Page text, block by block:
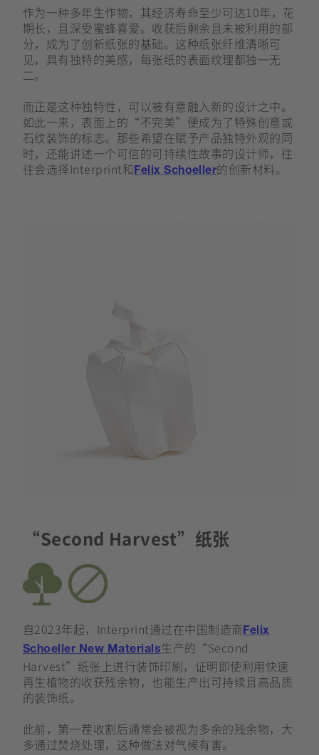
作为一种多年生作物，其经济寿命至少可达10年，花
期长，且深受蜜蜂喜爱。收获后剩余且未被利用的部
分，成为了创新纸张的基础。这种纸张纤维清晰可
见，具有独特的美感，每张纸的表面纹理都独一无
二。
而正是这种独特性，可以被有意融入新的设计之中。
如此一来，表面上的“不完美”便成为了特殊创意或
石纹装饰的标志。那些希望在赋予产品独特外观的同
时，还能讲述一个可信的可持续性故事的设计师，往
往会选择Interprint和Felix Schoeller的创新材料。
“Second Harvest”纸张
自2023年起，Interprint通过在中国制造商Felix
Schoeller New Materials生产的“Second
Harvest”纸张上进行装饰印刷，证明即使利用快速
再生植物的收获残余物，也能生产出可持续且高品质
的装饰纸。
此前，第一茬收割后通常会被视为多余的残余物，大
多通过焚烧处理，这种做法对气候有害。